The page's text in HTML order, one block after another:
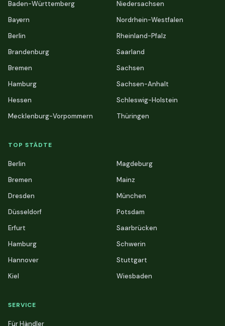
Baden-Württemberg
Bayern
Berlin
Brandenburg
Bremen
Hamburg
Hessen
Mecklenburg-Vorpommern
Niedersachsen
Nordrhein-Westfalen
Rheinland-Pfalz
Saarland
Sachsen
Sachsen-Anhalt
Schleswig-Holstein
Thüringen
TOP STÄDTE
Berlin
Bremen
Dresden
Düsseldorf
Erfurt
Hamburg
Hannover
Kiel
Magdeburg
Mainz
München
Potsdam
Saarbrücken
Schwerin
Stuttgart
Wiesbaden
SERVICE
Für Händler